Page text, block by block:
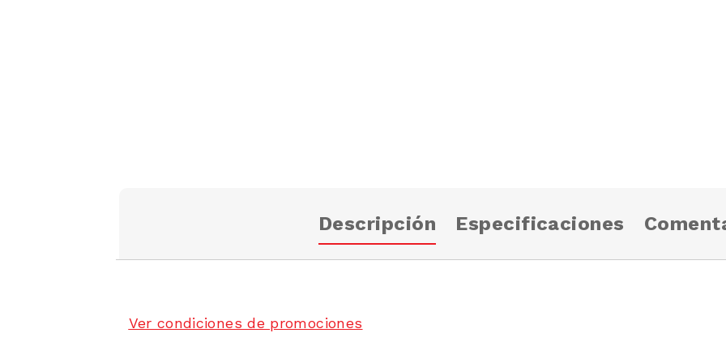
Descripción Especificaciones
Ver condiciones de promociones